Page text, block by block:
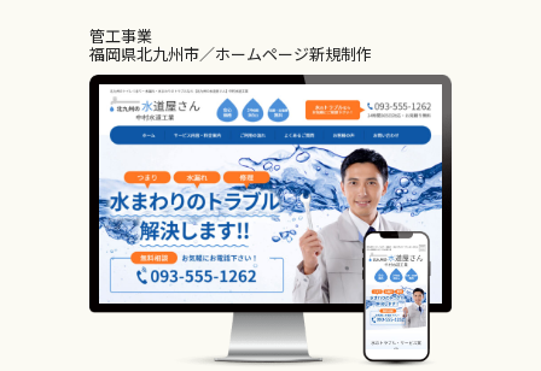
管工事業
福岡県北九州市 ホームページ新規制作